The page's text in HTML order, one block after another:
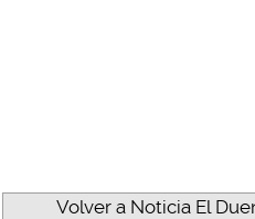
Volver a Noticia El